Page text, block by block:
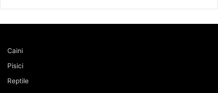
Caini
Pisici
Reptile